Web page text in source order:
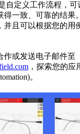
自定义工作流程，
得一致、可靠的结果
并且可以根据您的用
作或发送电子邮件至
，探索您的
。